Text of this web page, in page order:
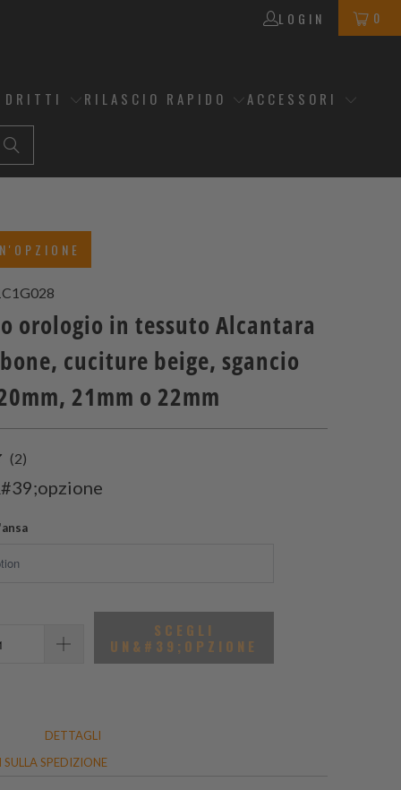
LOGIN 0
DRITTI RILASCIO RAPIDO ACCESSORI
orologio in tessuto Alcantara
cuciture beige, sgancio
21mm o 22mm
(2)
recensioni
totali
SCEGLI
UN&#39;OPZIONE
DETTAGLI
SPEDIZIONE